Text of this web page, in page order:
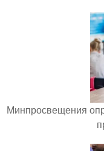
Минпросвещения